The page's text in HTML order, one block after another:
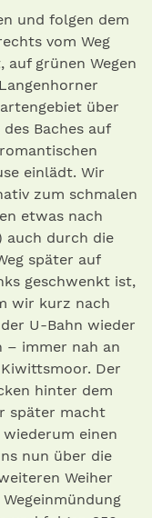
und folgen dem
vom Weg
grünen Wegen
über
Baches auf
einlädt. Wir
zum schmalen
etwas nach
auch durch die
später auf
geschwenkt ist,
wir kurz nach
U-Bahn wieder
– immer nah an
Der
hinter dem
später macht
einen
nun über die
Weiher